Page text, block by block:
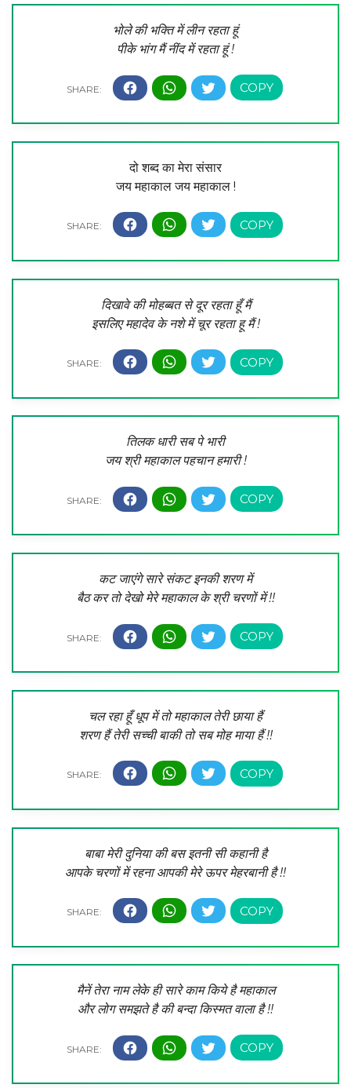
भोले की भक्ति में लीन रहता हूं
पीके भांग मैं नींद में रहता हूं !
दो शब्द का मेरा संसार
जय महाकाल जय महाकाल !
दिखावे की मोहब्बत से दूर रहता हूँ मैं
इसलिए महादेव के नशे में चूर रहता हू मैं !
तिलक धारी सब पे भारी
जय श्री महाकाल पहचान हमारी !
कट जाएंगे सारे संकट इनकी शरण में
बैठ कर तो देखो मेरे महाकाल के श्री चरणों में !!
चल रहा हूँ धूप में तो महाकाल तेरी छाया हैं
शरण हैं तेरी सच्ची बाकी तो सब मोह माया हैं !!
बाबा मेरी दुनिया की बस इतनी सी कहानी है
आपके चरणों में रहना आपकी मेरे ऊपर मेहरबानी है !!
मैनें तेरा नाम लेके ही सारे काम किये है महाकाल
और लोग समझते है की बन्दा किस्मत वाला है !!